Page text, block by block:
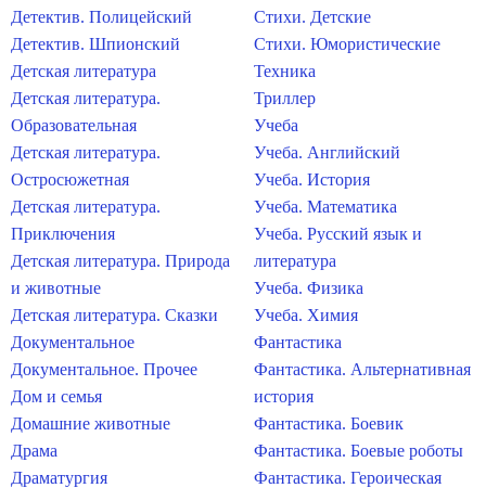
Детектив. Полицейский
Детектив. Шпионский
Детская литература
Детская литература.
Образовательная
Детская литература.
Остросюжетная
Детская литература.
Приключения
Детская литература. Природа
и животные
Детская литература. Сказки
Документальное
Документальное. Прочее
Дом и семья
Домашние животные
Драма
Драматургия
Стихи. Детские
Стихи. Юмористические
Техника
Триллер
Учеба
Учеба. Английский
Учеба. История
Учеба. Математика
Учеба. Русский язык и
литература
Учеба. Физика
Учеба. Химия
Фантастика
Фантастика. Альтернативная
история
Фантастика. Боевик
Фантастика. Боевые роботы
Фантастика. Героическая